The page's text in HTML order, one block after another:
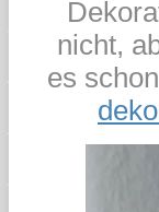
nicht,
es